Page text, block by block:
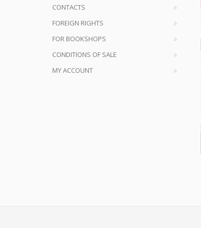
CONTACTS
FOREIGN RIGHTS
FOR BOOKSHOPS
CONDITIONS OF SALE
MY ACCOUNT